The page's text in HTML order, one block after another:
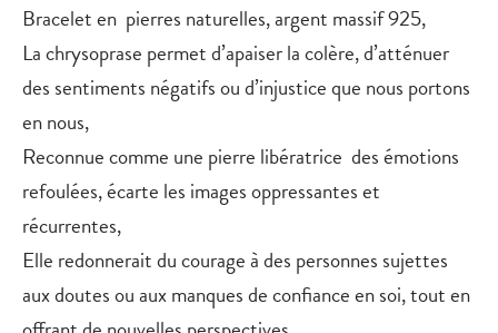
Bracelet en pierres naturelles, argent massif 925,
La chrysoprase permet d’apaiser la colère, d’atténuer
des sentiments négatifs ou d’injustice que nous portons
en nous,
Reconnue comme une pierre libératrice des émotions
refoulées, écarte les images oppressantes et
récurrentes,
Elle redonnerait du courage à des personnes sujettes
aux doutes ou aux manques de confiance en soi, tout en